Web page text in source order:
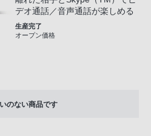
デオ通話／音声通話が楽しめる
生産完了
オープン価格
のない商品です